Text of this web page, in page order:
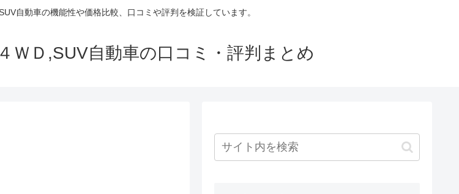
自動車の機能性や価格比較、口コミや評判を検証しています。
ＷＤ,SUV自動車の口コミ・評判まとめ